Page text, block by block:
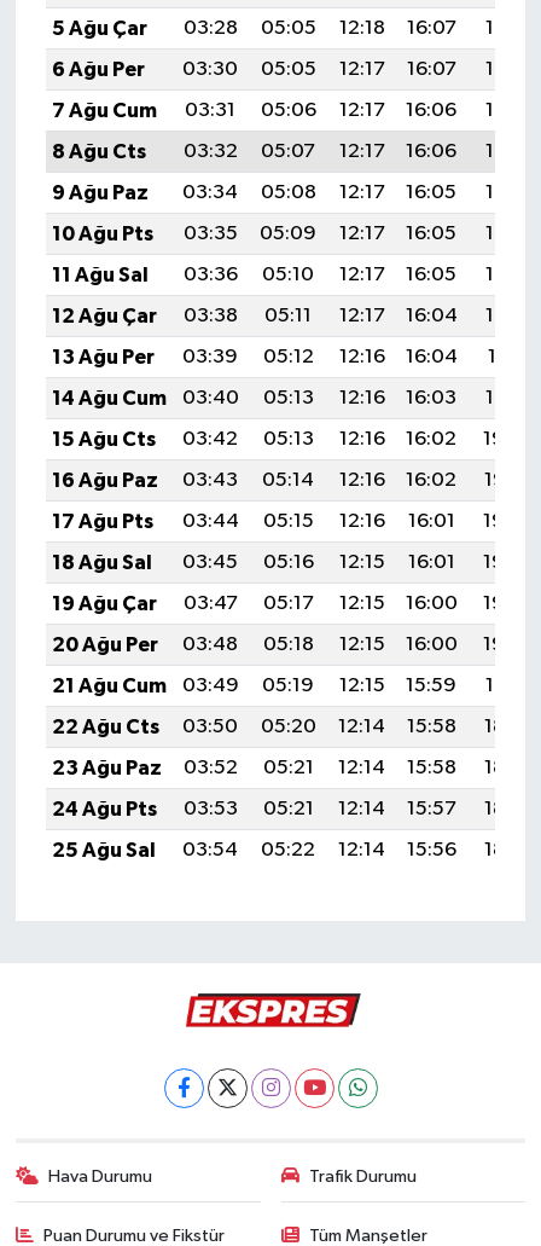
5 Ağu Çar
03:28 05:05 12:18 16:07
19:21
6 Ağu Per
03:30 05:05 12:17 16:07
19:19
7 Ağu Cum
03:31 05:06 12:17 16:06
19:18
8 Ağu Cts
03:32 05:07 12:17 16:06
19:17
9 Ağu Paz
03:34 05:08 12:17 16:05
19:16
10 Ağu Pts
03:35 05:09 12:17 16:05
19:15
11 Ağu Sal
03:36 05:10 12:17 16:05
19:14
12 Ağu Çar
03:38 05:11 12:17 16:04
19:12
13 Ağu Per
03:39 05:12 12:16 16:04
19:11
14 Ağu Cum
03:40 05:13 12:16 16:03
19:10
15 Ağu Cts
03:42 05:13 12:16 16:02
19:09
16 Ağu Paz
03:43 05:14 12:16 16:02
19:07
17 Ağu Pts
03:44 05:15 12:16 16:01
19:06
18 Ağu Sal
03:45 05:16 12:15 16:01
19:05
19 Ağu Çar
03:47 05:17 12:15 16:00
19:03
20 Ağu Per
03:48 05:18 12:15 16:00
19:02
21 Ağu Cum
03:49 05:19 12:15 15:59
19:01
22 Ağu Cts
03:50 05:20 12:14 15:58
18:59
23 Ağu Paz
03:52 05:21 12:14 15:58
18:58
24 Ağu Pts
03:53 05:21 12:14 15:57
18:57
25 Ağu Sal
03:54 05:22 12:14 15:56 18:55
Hava Durumu Trafik Durumu
Puan Durumu ve Fikstür Tüm Manşetler
Tavşanlı
Teknoloji
Türkiye
Video Galeri
Yaşam
Yemek Tarifleri